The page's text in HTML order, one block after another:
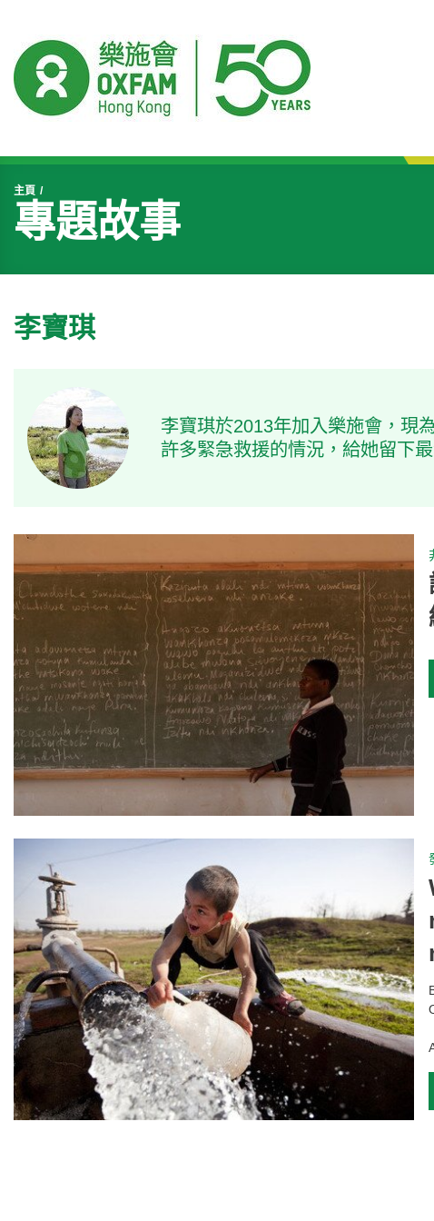
開始主要內容
主頁
專題故事
李寶琪
李寶琪於2013年加入樂施會，現
許多緊急救援的情況，給她留下